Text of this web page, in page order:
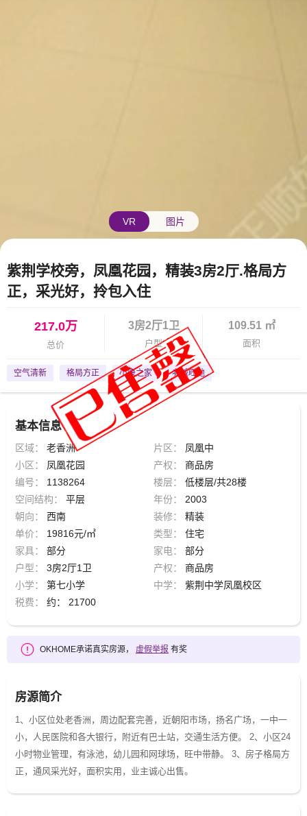
VR 图片
紫荆学校旁，凤凰花园，精装3房2厅.格局方
正，采光好，拎包入住
217.0万
总价
3房2厅1卫
户型
109.51 ㎡
面积
空气清新 格局方正 小康之家 老城旺地
基本信息
区域： 老香洲 片区：
凤凰中
小区：
凤凰花园 产权：
商品房
编号：
1138264 楼层：
低楼层/共28楼
空间结构：
平层 年份：
2003
朝向：
西南 装修：
精装
单价：
19816元/㎡ 类型：
住宅
家具：
部分 家电：
部分
户型：
3房2厅1卫 产权：
商品房
小学：
第七小学 中学：
紫荆中学凤凰校区
税费：
约： 21700
OKHOME承诺真实房源， 虚假举报 有奖
房源简介
1、小区位处老香洲，周边配套完善，近朝阳市场，扬名广场，一中一
小，人民医院和各大银行，附近有巴士站，交通生活方便。 2、小区24
小时物业管理，有泳池，幼儿园和网球场，旺中带静。 3、房子格局方
正，通风采光好，面积实用，业主诚心出售。